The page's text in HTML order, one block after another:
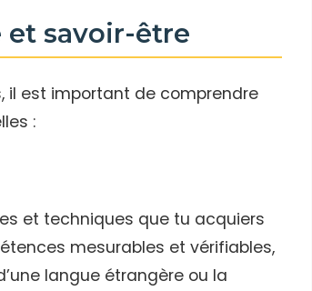
et savoir-être
il est important de comprendre
:
et techniques que tu acquiers
mesurables et vérifiables,
langue étrangère ou la